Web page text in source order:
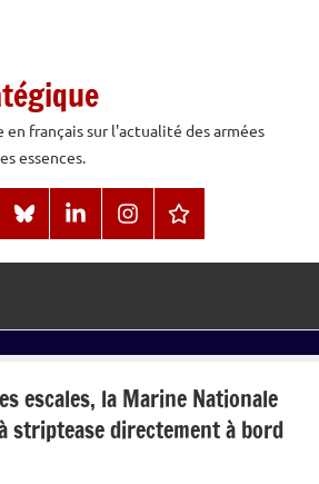
français sur l'actualité des armées
essences.
BlueSkyLinkedInInstagramThreads
escales, la Marine Nationale
striptease directement à bord